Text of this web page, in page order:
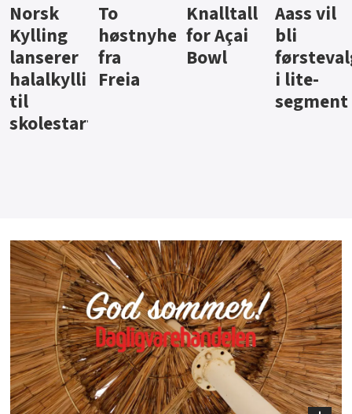
Knalltall
for Açai
Bowl
Aass vil
bli
førstevalg
i lite-
Brus og
jus fra
Berentsen
Hard
iste fra
Hansa